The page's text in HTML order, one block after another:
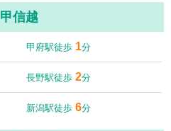
甲信越
甲府駅徒歩 1分
長野駅徒歩2分
新潟駅徒歩6分